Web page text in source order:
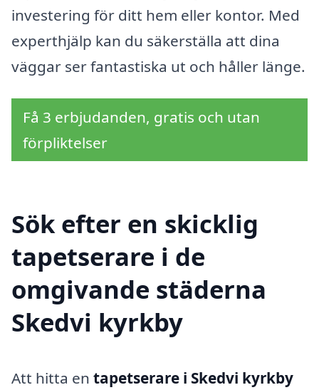
investering för ditt hem eller kontor. Med
experthjälp kan du säkerställa att dina
väggar ser fantastiska ut och håller länge.
Få 3 erbjudanden, gratis och utan
förpliktelser
Sök efter en skicklig
tapetserare i de
omgivande städerna
Skedvi kyrkby
Att hitta en tapetserare i Skedvi kyrkby